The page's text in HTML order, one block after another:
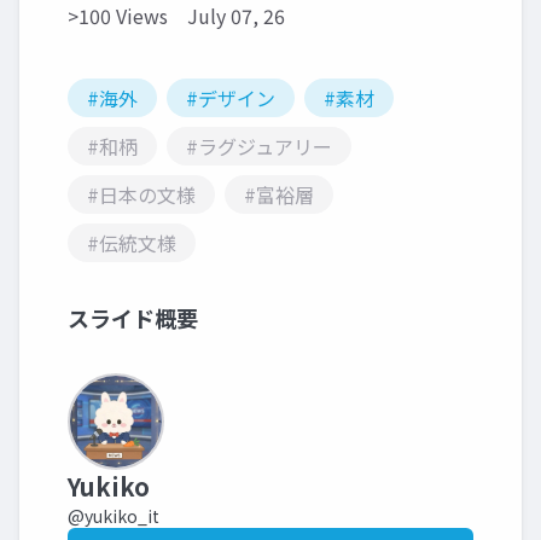
>100 Views July 07, 26
#海外 #デザイン
#素材
#和柄
#ラグジュアリー
#日本の文様
#富裕層
#伝統文様
スライド概要
Yukiko
@yukiko_it